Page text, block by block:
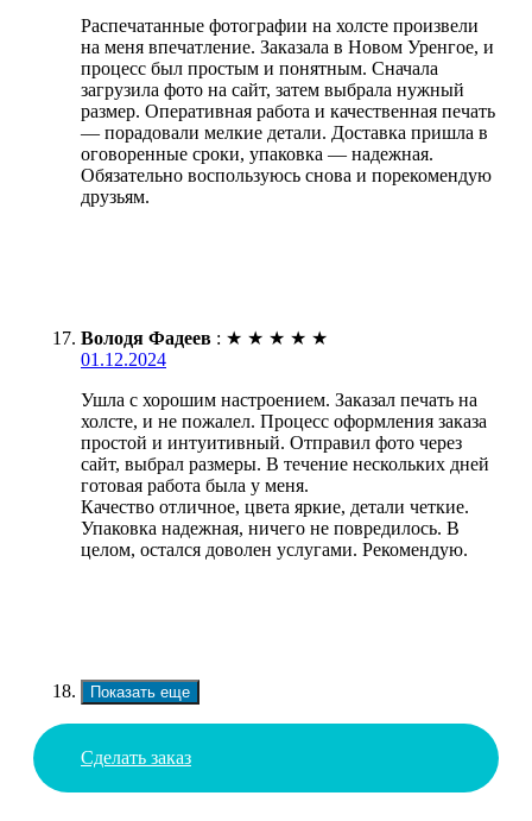
Распечатанные фотографии на холсте произвели
на меня впечатление. Заказала в Новом Уренгое, и
процесс был простым и понятным. Сначала
загрузила фото на сайт, затем выбрала нужный
размер. Оперативная работа и качественная печать
— порадовали мелкие детали. Доставка пришла в
оговоренные сроки, упаковка — надежная.
Обязательно воспользуюсь снова и порекомендую
друзьям.
Володя Фадеев : ★ ★ ★ ★ ★
01.12.2024
Ушла с хорошим настроением. Заказал печать на
холсте, и не пожалел. Процесс оформления заказа
простой и интуитивный. Отправил фото через
сайт, выбрал размеры. В течение нескольких дней
готовая работа была у меня.
Качество отличное, цвета яркие, детали четкие.
Упаковка надежная, ничего не повредилось. В
целом, остался доволен услугами. Рекомендую.
Показать еще
Сделать заказ